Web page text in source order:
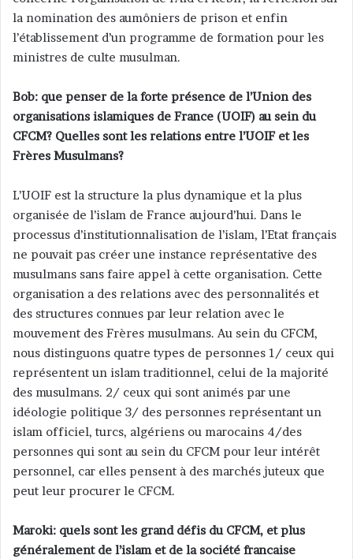
la nomination des aumôniers de prison et enfin
l’établissement d’un programme de formation pour les
ministres de culte musulman.
Bob: que penser de la forte présence de l’Union des
organisations islamiques de France (UOIF) au sein du
CFCM? Quelles sont les relations entre l’UOIF et les
Frères Musulmans?
L’UOIF est la structure la plus dynamique et la plus
organisée de l’islam de France aujourd’hui. Dans le
processus d’institutionnalisation de l’islam, l’Etat français
ne pouvait pas créer une instance représentative des
musulmans sans faire appel à cette organisation. Cette
organisation a des relations avec des personnalités et
des structures connues par leur relation avec le
mouvement des Frères musulmans. Au sein du CFCM,
nous distinguons quatre types de personnes 1/ ceux qui
représentent un islam traditionnel, celui de la majorité
des musulmans. 2/ ceux qui sont animés par une
idéologie politique 3/ des personnes représentant un
islam officiel, turcs, algériens ou marocains 4/des
personnes qui sont au sein du CFCM pour leur intérêt
personnel, car elles pensent à des marchés juteux que
peut leur procurer le CFCM.
Maroki: quels sont les grand défis du CFCM, et plus
généralement de l’islam et de la société francaise